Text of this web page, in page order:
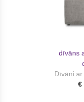
dīvāns
Dīvāni
€